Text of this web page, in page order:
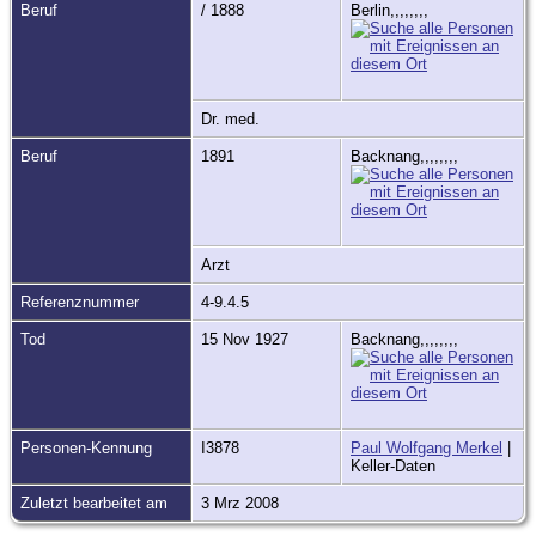
Beruf / 1888 Berlin,,,,,,,,
Dr. med.
Beruf 1891 Backnang,,,,,,,,
Arzt
Referenznummer 4-9.4.5
Tod 15 Nov 1927 Backnang,,,,,,,,
Personen-Kennung I3878 Paul Wolfgang Merkel
Keller-Daten
Zuletzt bearbeitet am 3 Mrz 2008